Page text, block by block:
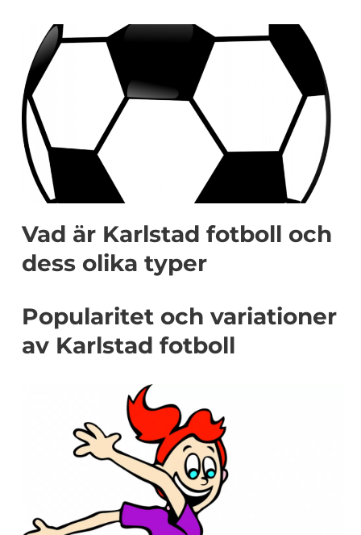
Vad är Karlstad fotboll och
dess olika typer
Popularitet och variationer
av Karlstad fotboll